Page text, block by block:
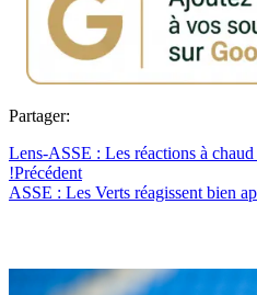
Partager:
Lens-ASSE : Les réactions à
!Précédent
ASSE : Les Verts réagissent bien